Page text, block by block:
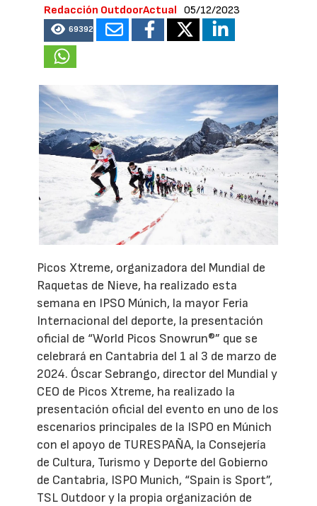
Redacción OutdoorActual 05/12/2023
69392
Picos Xtreme, organizadora del Mundial de
Raquetas de Nieve, ha realizado esta
semana en IPSO Múnich, la mayor Feria
Internacional del deporte, la presentación
oficial de “World Picos Snowrun®” que se
celebrará en Cantabria del 1 al 3 de marzo de
2024. Óscar Sebrango, director del Mundial y
CEO de Picos Xtreme, ha realizado la
presentación oficial del evento en uno de los
escenarios principales de la ISPO en Múnich
con el apoyo de TURESPAÑA, la Consejería
de Cultura, Turismo y Deporte del Gobierno
de Cantabria, ISPO Munich, “Spain is Sport”,
TSL Outdoor y la propia organización de